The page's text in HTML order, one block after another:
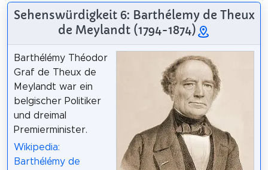
Sehenswürdigkeit 6: Barthélemy de Theux
de Meylandt (1794-1874)
Barthélémy Théodor
Graf de Theux de
Meylandt war ein
belgischer Politiker
und dreimal
Premierminister.
Wikipedia:
Barthélémy de